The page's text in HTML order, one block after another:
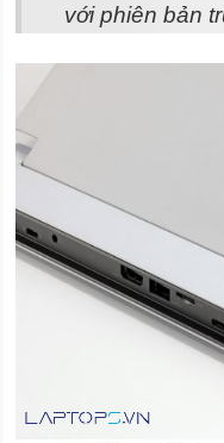
với phiên bản